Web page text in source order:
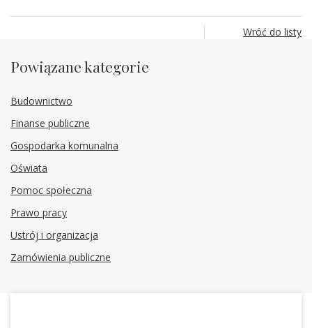
Wróć do listy
Powiązane kategorie
Budownictwo
Finanse publiczne
Gospodarka komunalna
Oświata
Pomoc społeczna
Prawo pracy
Ustrój i organizacja
Zamówienia publiczne